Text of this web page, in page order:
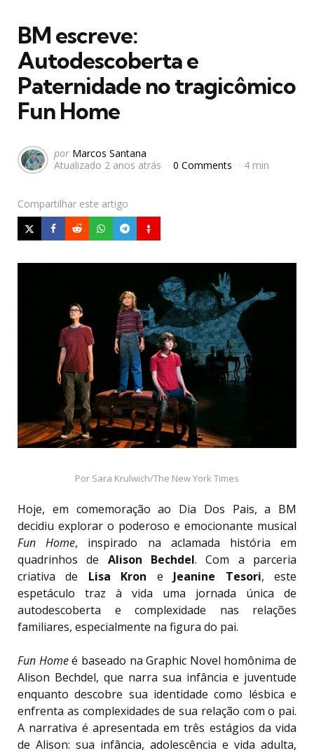
BM escreve:
Autodescoberta e
Paternidade no tragicômico
Fun Home
Postado
por
por Marcos Santana
Atualizado 2 anos atrás 0 Comments 4 min
Compartilhar este artigo
Por Sara Krulwich/The New York Times
Hoje, em comemoração ao Dia Dos Pais, a BM
decidiu explorar o poderoso e emocionante musical
Fun Home, inspirado na aclamada história em
quadrinhos de Alison Bechdel. Com a parceria
criativa de Lisa Kron e Jeanine Tesori, este
espetáculo traz à vida uma jornada única de
autodescoberta e complexidade nas relações
familiares, especialmente na figura do pai.
Fun Homeé baseado na Graphic Novel homônima de
Alison Bechdel, que narra sua infância e juventude
enquanto descobre sua identidade como lésbica e
enfrenta as complexidades de sua relação com o pai.
A narrativa é apresentada em três estágios da vida
de Alison: sua infância, adolescência e vida adulta,